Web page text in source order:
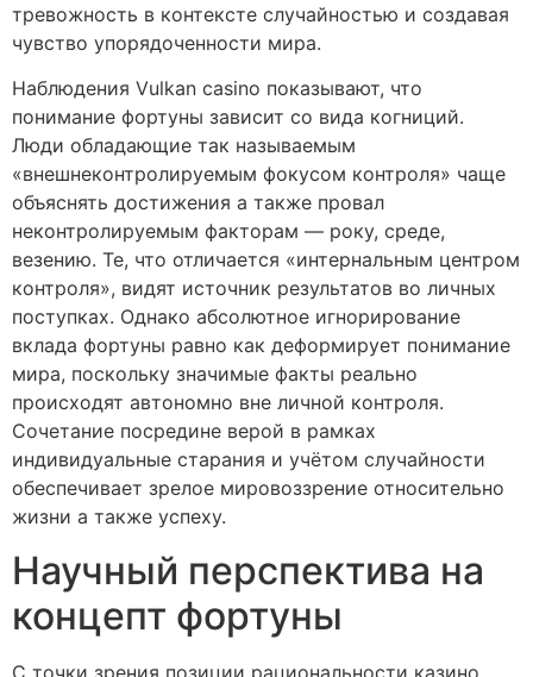
тревожность в контексте случайностью и создавая
чувство упорядоченности мира.
Наблюдения Vulkan casino показывают, что
понимание фортуны зависит со вида когниций.
Люди обладающие так называемым
«внешнеконтролируемым фокусом контроля» чаще
объяснять достижения а также провал
неконтролируемым факторам — року, среде,
везению. Те, что отличается «интернальным центром
контроля», видят источник результатов во личных
поступках. Однако абсолютное игнорирование
вклада фортуны равно как деформирует понимание
мира, поскольку значимые факты реально
происходят автономно вне личной контроля.
Сочетание посредине верой в рамках
индивидуальные старания и учётом случайности
обеспечивает зрелое мировоззрение относительно
жизни а также успеху.
Научный перспектива на
концепт фортуны
С точки зрения позиции рациональности казино